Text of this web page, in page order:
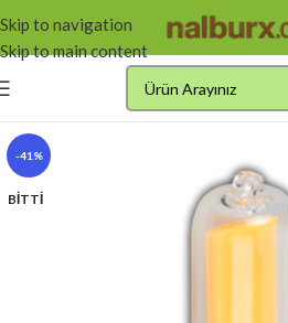
Skip to navigation
Skip to main content
-41%
BITTI